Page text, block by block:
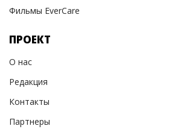
Фильмы EverCare
ПРОЕКТ
О нас
Редакция
Контакты
Партнеры